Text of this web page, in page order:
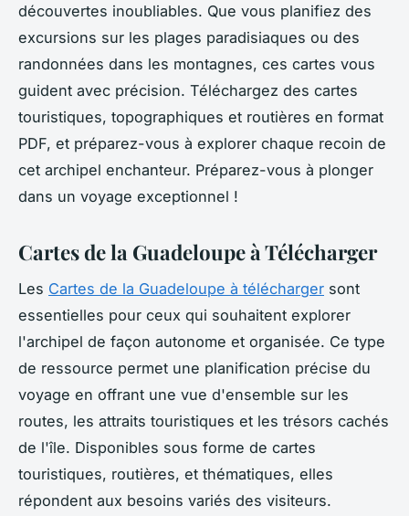
découvertes inoubliables. Que vous planifiez des
excursions sur les plages paradisiaques ou des
randonnées dans les montagnes, ces cartes vous
guident avec précision. Téléchargez des cartes
touristiques, topographiques et routières en format
PDF, et préparez-vous à explorer chaque recoin de
cet archipel enchanteur. Préparez-vous à plonger
dans un voyage exceptionnel !
Cartes de la Guadeloupe à Télécharger
Les Cartes de la Guadeloupe à télécharger sont
essentielles pour ceux qui souhaitent explorer
l'archipel de façon autonome et organisée. Ce type
de ressource permet une planification précise du
voyage en offrant une vue d'ensemble sur les
routes, les attraits touristiques et les trésors cachés
de l'île. Disponibles sous forme de cartes
touristiques, routières, et thématiques, elles
répondent aux besoins variés des visiteurs.